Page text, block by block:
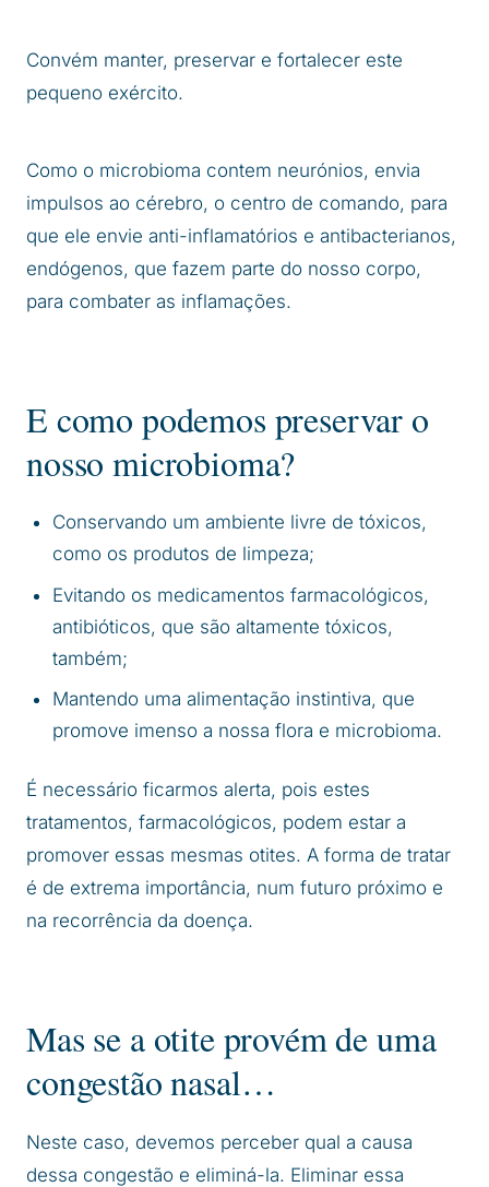
Convém manter, preservar e fortalecer este
pequeno exército.
Como o microbioma contem neurónios, envia
impulsos ao cérebro, o centro de comando, para
que ele envie anti-inflamatórios e antibacterianos,
endógenos, que fazem parte do nosso corpo,
para combater as inflamações.
E como podemos preservar o
nosso microbioma?
Conservando um ambiente livre de tóxicos,
como os produtos de limpeza;
Evitando os medicamentos farmacológicos,
antibióticos, que são altamente tóxicos,
também;
Mantendo uma alimentação instintiva, que
promove imenso a nossa flora e microbioma.
É necessário ficarmos alerta, pois estes
tratamentos, farmacológicos, podem estar a
promover essas mesmas otites. A forma de tratar
é de extrema importância, num futuro próximo e
na recorrência da doença.
Mas se a otite provém de uma
congestão nasal…
Neste caso, devemos perceber qual a causa
dessa congestão e eliminá-la. Eliminar essa